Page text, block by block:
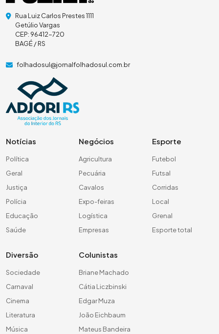
Rua Luiz Carlos Prestes 1111
Getúlio Vargas
CEP: 96412-720
BAGÉ / RS
folhadosul@jornalfolhadosul.com.br
Notícias
Política
Geral
Justiça
Polícia
Educação
Saúde
Negócios
Agricultura
Pecuária
Cavalos
Expo-feiras
Logística
Empresas
Esporte
Futebol
Futsal
Corridas
Local
Grenal
Esporte total
Diversão
Sociedade
Carnaval
Cinema
Literatura
Música
Colunistas
Briane Machado
Cátia Liczbinski
Edgar Muza
João Eichbaum
Mateus Bandeira